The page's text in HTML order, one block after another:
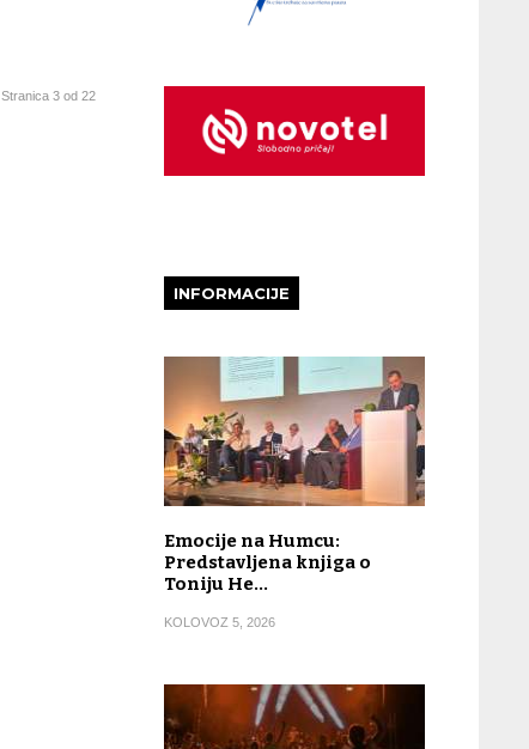
Stranica 3 od 22
INFORMACIJE
Emocije na Humcu:
Predstavljena knjiga o
Toniju He…
KOLOVOZ 5, 2026